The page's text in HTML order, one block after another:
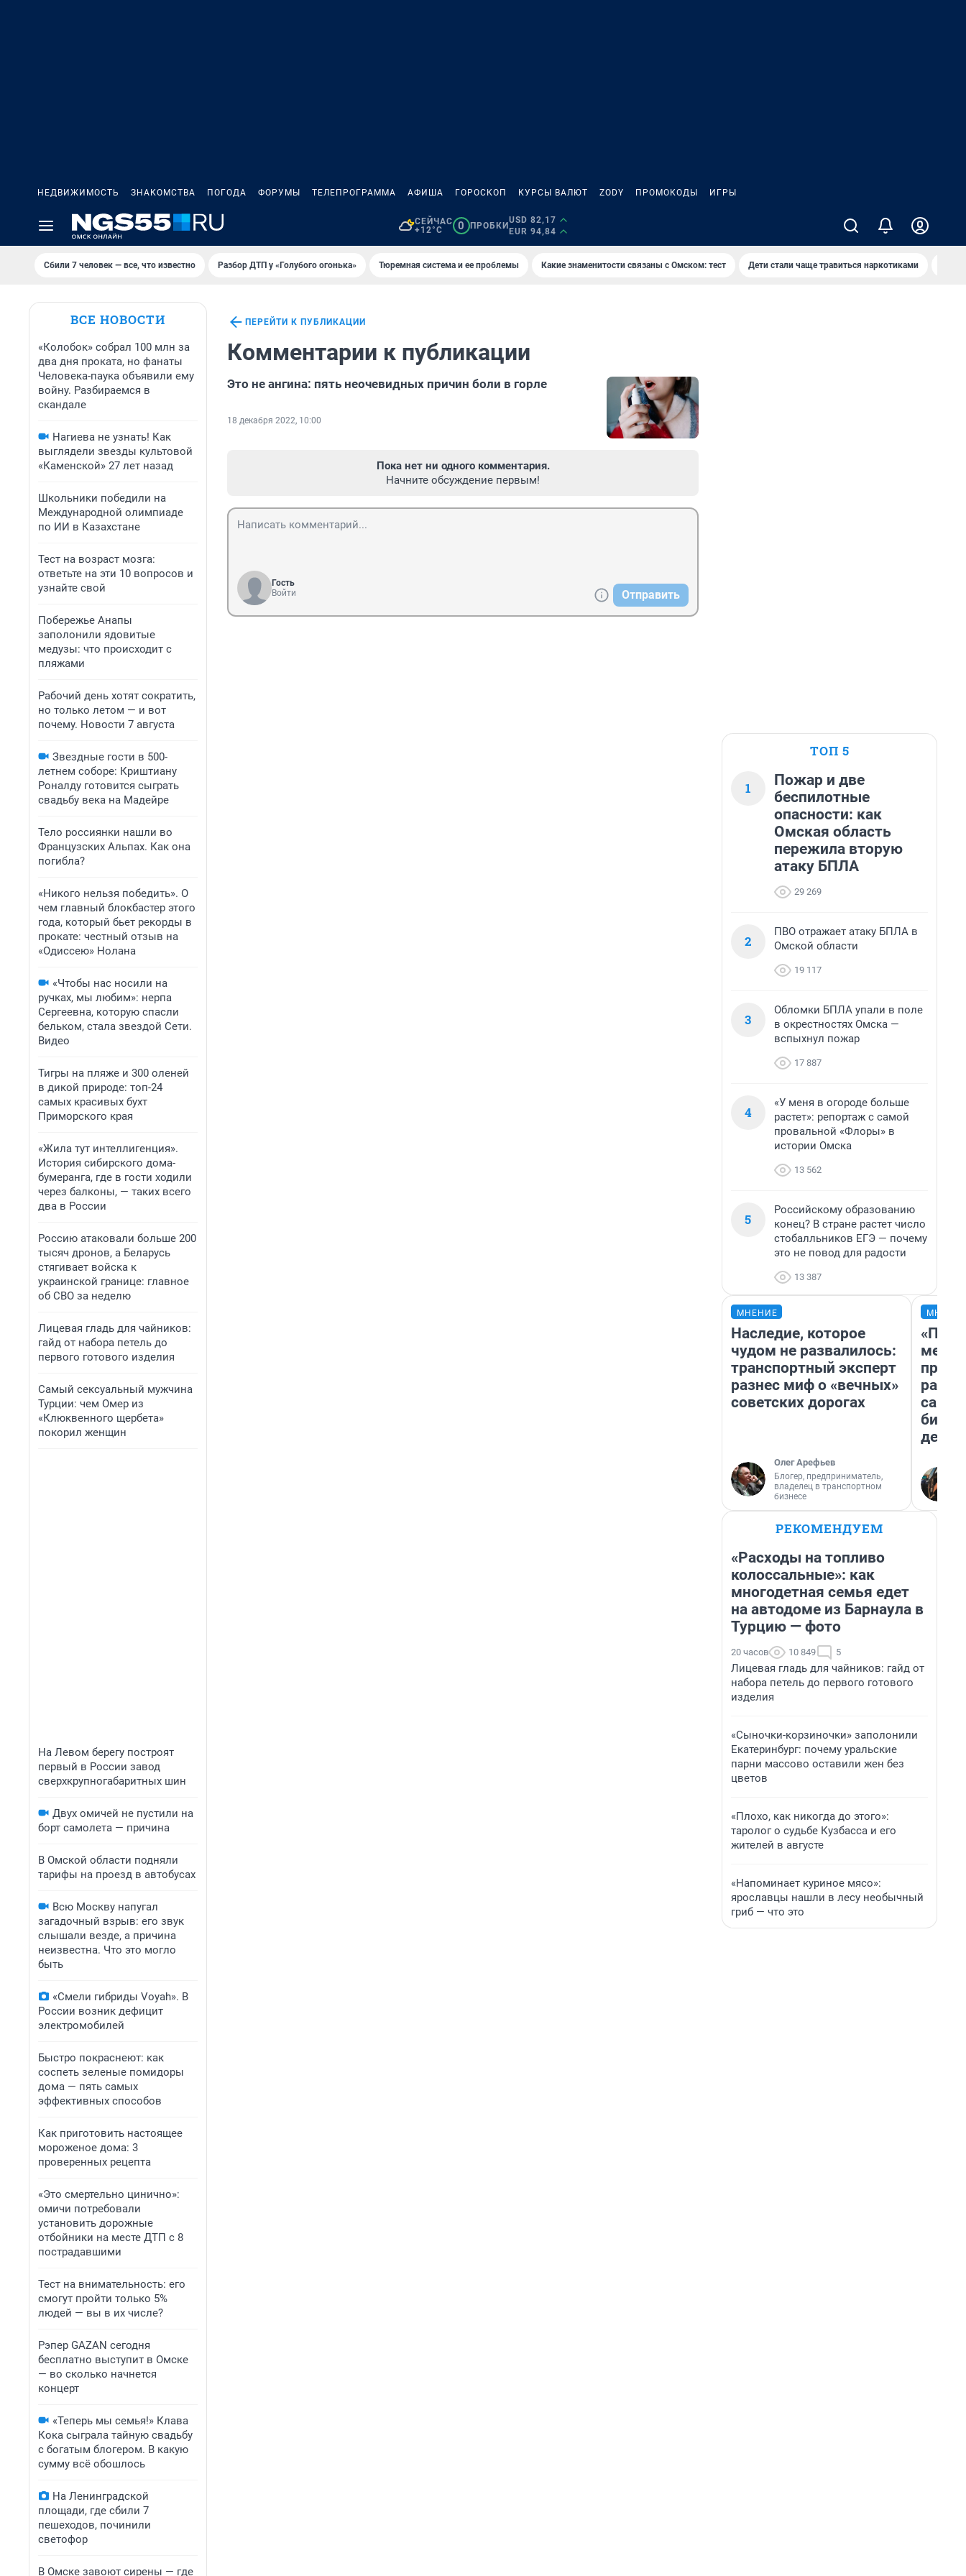
НЕДВИЖИМОСТЬ ЗНАКОМСТВА ПОГОДА ФОРУМЫ ТЕЛЕПРОГРАММА АФИША ГОРОСКОП КУРСЫ ВАЛЮТ ZODY ПРОМОКОДЫ ИГРЫ
СЕЙЧАС
+12°C
0 ПРОБКИ
USD 82,17
EUR 94,84
Сбили 7 человек — все, что известно Разбор ДТП у «Голубого огонька» Тюремная система и ее проблемы Какие знаменитости связаны с Омском: тест Дети стали чаще травиться наркотиками
ВСЕ НОВОСТИ
«Колобок» собрал 100 млн за
два дня проката, но фанаты
Человека-паука объявили ему
войну. Разбираемся в
скандале
Нагиева не узнать! Как
выглядели звезды культовой
«Каменской» 27 лет назад
Школьники победили на
Международной олимпиаде
по ИИ в Казахстане
Тест на возраст мозга:
ответьте на эти 10 вопросов и
узнайте свой
Побережье Анапы
заполонили ядовитые
медузы: что происходит с
пляжами
Рабочий день хотят сократить,
но только летом — и вот
почему. Новости 7 августа
Звездные гости в 500-
летнем соборе: Криштиану
Роналду готовится сыграть
свадьбу века на Мадейре
Тело россиянки нашли во
Французских Альпах. Как она
погибла?
«Никого нельзя победить». О
чем главный блокбастер этого
года, который бьет рекорды в
прокате: честный отзыв на
«Одиссею» Нолана
«Чтобы нас носили на
ручках, мы любим»: нерпа
Сергеевна, которую спасли
бельком, стала звездой Сети.
Видео
Тигры на пляже и 300 оленей
в дикой природе: топ-24
самых красивых бухт
Приморского края
«Жила тут интеллигенция».
История сибирского дома-
бумеранга, где в гости ходили
через балконы, — таких всего
два в России
Россию атаковали больше 200
тысяч дронов, а Беларусь
стягивает войска к
украинской границе: главное
об СВО за неделю
Лицевая гладь для чайников:
гайд от набора петель до
первого готового изделия
Самый сексуальный мужчина
Турции: чем Омер из
«Клюквенного щербета»
покорил женщин
На Левом берегу построят
первый в России завод
сверхкрупногабаритных шин
Двух омичей не пустили на
борт самолета — причина
В Омской области подняли
тарифы на проезд в автобусах
Всю Москву напугал
загадочный взрыв: его звук
слышали везде, а причина
неизвестна. Что это могло
быть
«Смели гибриды Voyah». В
России возник дефицит
электромобилей
Быстро покраснеют: как
соспеть зеленые помидоры
дома — пять самых
эффективных способов
Как приготовить настоящее
мороженое дома: 3
проверенных рецепта
«Это смертельно цинично»:
омичи потребовали
установить дорожные
отбойники на месте ДТП с 8
пострадавшими
Тест на внимательность: его
смогут пройти только 5%
людей — вы в их числе?
Рэпер GAZAN сегодня
бесплатно выступит в Омске
— во сколько начнется
концерт
«Теперь мы семья!» Клава
Кока сыграла тайную свадьбу
с богатым блогером. В какую
сумму всё обошлось
На Ленинградской
площади, где сбили 7
пешеходов, починили
светофор
В Омске завоют сирены — где
ПЕРЕЙТИ К ПУБЛИКАЦИИ
Комментарии к публикации
Это не ангина: пять неочевидных причин боли в горле
18 декабря 2022, 10:00
Пока нет ни одного комментария.
Начните обсуждение первым!
Гость
Войти
Отправить
ТОП 5
1
Пожар и две
беспилотные
опасности: как
Омская область
пережила вторую
атаку БПЛА
29 269
2
ПВО отражает атаку БПЛА в
Омской области
19 117
3
Обломки БПЛА упали в поле
в окрестностях Омска —
вспыхнул пожар
17 887
4
«У меня в огороде больше
растет»: репортаж с самой
провальной «Флоры» в
истории Омска
13 562
5
Российскому образованию
конец? В стране растет число
стобалльников ЕГЭ — почему
это не повод для радости
13 387
МНЕНИЕ
Наследие, которое
чудом не развалилось:
транспортный эксперт
разнес миф о «вечных»
советских дорогах
Олег Арефьев
Блогер, предприниматель,
владелец в транспортном
бизнесе
РЕКОМЕНДУЕМ
«Расходы на топливо
колоссальные»: как
многодетная семья едет
на автодоме из Барнаула в
Турцию — фото
20 часов 10 849 5
Лицевая гладь для чайников: гайд от
набора петель до первого готового
изделия
«Сыночки-корзиночки» заполонили
Екатеринбург: почему уральские
парни массово оставили жен без
цветов
«Плохо, как никогда до этого»:
таролог о судьбе Кузбасса и его
жителей в августе
«Напоминает куриное мясо»:
ярославцы нашли в лесу необычный
гриб — что это